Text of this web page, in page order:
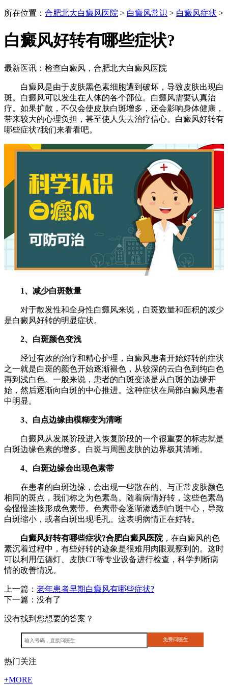
所在位置： 合肥北大白癜风医院 > 白癜风常识 > 白癜风症状 >
白癜风好转有哪些症状?
最新医讯：检查白癜风，合肥北大白癜风医院
白癜风是由于皮肤黑色素细胞遭到破坏，导致皮肤出现白
斑。白癜风可以发生在人体的各个部位。白癜风需要认真治
疗。如果扩散，不仅会使皮肤白斑增多，还会影响身体健康，
带来较大的心理负担，甚至使人失去治疗信心。白癜风好转有
哪些症状?我们来看看吧。
1、减少白斑数量
对于散发性和全身性白癜风来说，白斑数量和面积的减少
是白癜风好转的明显症状。
2、白斑颜色变浅
经过有效的治疗和精心护理，白癜风患者开始好转的症状
之一就是白斑的颜色开始逐渐褪色，从较深的云白色到纯白色
再到浅白色。一般来说，患者的白斑变淡是从白斑的边缘开
始，然后逐渐向白斑的中心推进。这种症状在局部白癜风患者
中明显。
3、白点边缘由模糊变为清晰
白癜风从发展阶段进入恢复阶段的一个很重要的标志就是
白斑边缘色素的增多。白斑与周围皮肤的边界极其清晰。
4、白斑边缘会出现色素带
在患者的白斑边缘，会出现一些散在的、与正常皮肤颜色
相同的斑点，我们称之为色素岛。随着病情好转，这些色素岛
会慢慢连接形成色素带。色素带会逐渐渗透到白斑中心，导致
白斑缩小，或者白斑出现毛孔。这表明病情正在好转。
白癜风好转有哪些症状?合肥白癜风医院，在白癜风的色
素沉着过程中，有些好转的迹象是很难用肉眼观察到的。这时
可以利用伍德灯、皮肤CT等专业设备进行检查，科学判断病
情的改善情况。
上一篇： 老年患者早期白癜风有哪些症状?
下一篇：没有了
没有找到您想要的答案？
热门关注
+MORE